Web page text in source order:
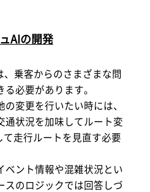
AIの開発
乗客からのさまざまな問
必要があります。
変更を行いたい時には、
通状況を加味してルート変
て走行ルートを見直す必要
ベント情報や混雑状況とい
スのロジックでは回答しづ